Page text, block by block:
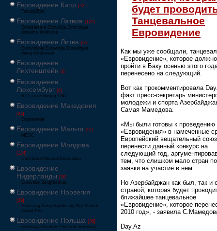
Евровидение Кипр [52]
Γιουροβίζιον
Евровидение Латвия [125]
Eirodziesma Eirovīzija Eirovīzijas
dziesmu konkurss
Евровидение Литва [65]
Eurovizijoje Eurovizija Eurovizijos
dainų konkursas
Евровидение
Лихтенштейн [6]
Евровидение
Люксембург [6]
RTL Luxembourg LSC
Евровидение Македония
[24]
Евровизија
Евровидение Мальта [51]
MESC
Евровидение Молдова
[134]
Concursul Muzical Eurovision
Евровидение
Нидерланды [26]
Eurovisie Songfestival
Евровидение Норвегия
[39]
Eurosong Sang Ryddesalg Nrk Melodi
Grand Prix
Евровидение Польша [36]
Eurowizja Konkurs Piosenki Eurowizji
будет
Танцевальное
Евровидение
Как мы уже сообщали,
«Евровидение», которое
пройти в Баку осенью этого
перенесено на следующий.
Вот как прокомментировала
факт пресс-секретарь
молодежи и спорта
Самая Мамедова.
«Мы были готовы к проведению
«Евровидения» в намеченные
Европейский вещательный
перенести данный конкурс на
следующий год,
тем, что слишком мало стран
заявки на участие в нем.
Но Азербайджан как был, так и
страной, которая будет
ближайшее танцевальное
«Евровидение», которое
2010 год», - заявила
Day.Az